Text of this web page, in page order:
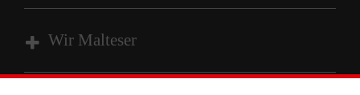
Wir Malteser